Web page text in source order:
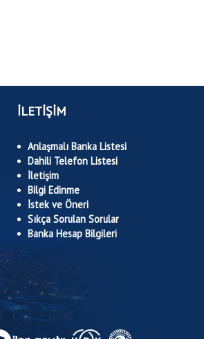
İLETİŞİM
Anlaşmalı Banka Listesi
Dahili Telefon Listesi
İletişim
Bilgi Edinme
İstek ve Öneri
Sıkça Sorulan Sorular
Banka Hesap Bilgileri